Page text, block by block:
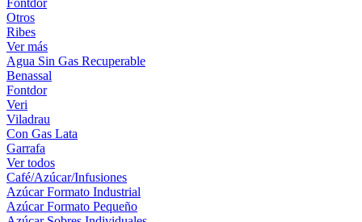
Fontdor
Otros
Ribes
Ver más
Agua Sin Gas Recuperable
Benassal
Fontdor
Veri
Viladrau
Con Gas Lata
Garrafa
Ver todos
Café/Azúcar/Infusiones
Azúcar Formato Industrial
Azúcar Formato Pequeño